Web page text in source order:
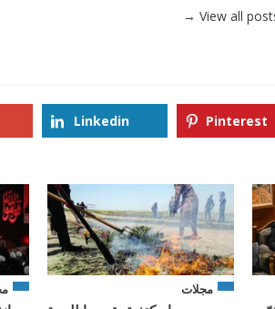
View all
→
Linkedin Pinterest
مجلات